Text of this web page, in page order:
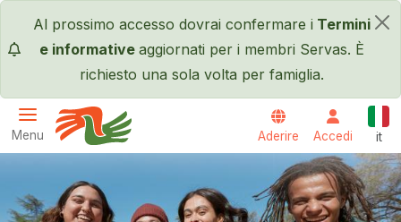
Salta al contenuto principale
×
Al prossimo accesso dovrai confermare i Termini
e informative aggiornati per i membri Servas. È
richiesto una sola volta per famiglia.
Menu
Servas International
Aderire Accedi it